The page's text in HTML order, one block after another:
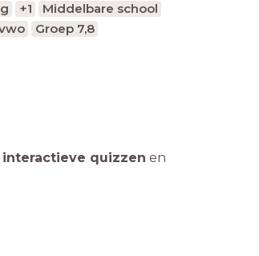
+1
Middelbare school
Groep 7,8
interactieve quizzen en